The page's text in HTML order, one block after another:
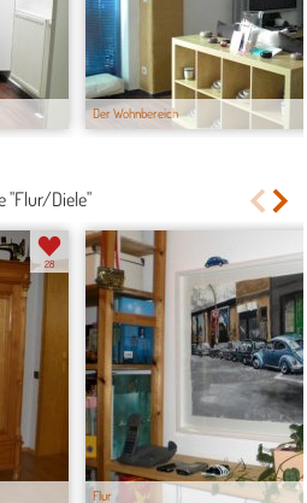
Der Wohnbereich
"Flur/Diele"
28
Flur